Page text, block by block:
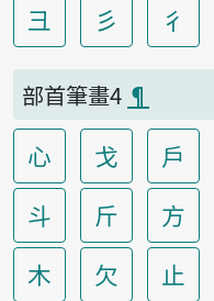
彐
彡 彳
部首筆畫4 ¶
心 戈 戶
斗
斤 方
木
欠 止